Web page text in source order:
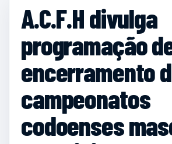
A.C.F.H divulga
programação
encerramento
campeonatos
codoenses